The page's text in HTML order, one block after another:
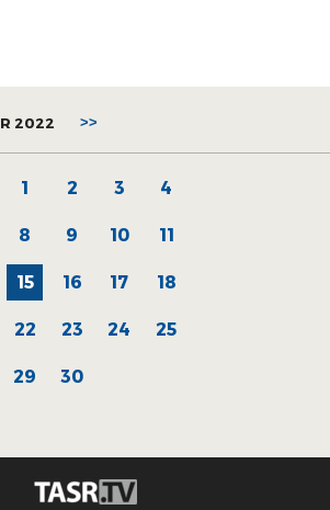
2022 >>
1 2 3 4
8 9 10 11
15 16 17 18
22 23 24 25
29 30